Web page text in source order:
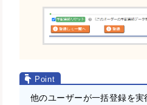
他のユーザーが一括登録を